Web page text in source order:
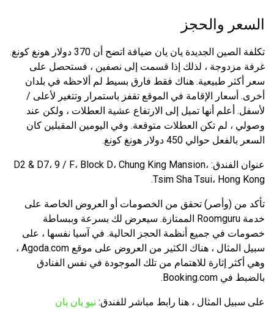
السعر والحجز
تكلفة الصين الجديدة يان يان ضيافة اتضح أن 370 دولار هونغ كونغ.
غرفة مزدوجة ، لذلك إذا قسمت إلى نصفين ، فستحصل على
سعر أكثر طبيعية. هناك فقط فارق بسيط لم ألاحظه في بلدان
أخرى. أسعار الإقامة في الموقع تقفز باستمرار وتتغير لأعلى /
لأسفل. أعلم أنها تميل إلى الارتفاع عشية العطلات ، ولكن عند
وصولي ، لم تكن العطلات متوقعة. وفي اليومين المقبلين كان
السعر بالفعل حوالي 450 دولار هونغ كونغ.
عنوان الفندق: D2 & D7، 9 / F، Block D، Chung King Mansion،
Tsim Sha Tsui، Hong Kong.
تأكد من (وأصر) تحقق من الخصومات أو العروض الخاصة على
خدمة Roomguru الممتازة. سيعرض لك بسرعة وببساطة
خصومات في جميع أنظمة الحجز الحالية. في آسيا نفسها ، على
سبيل المثال ، هناك الكثير من العروض على موقع Agoda.com ،
وهي أكثر إثارة للاهتمام من تلك الموجودة في نفس الفنادق
بالضبط في Booking.com.
على سبيل المثال ، هنا رابط مباشر للفندق: نيو يان يان